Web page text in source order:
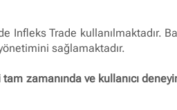
Infleks Trade kullanılmaktadır.
sağlamaktadır.
zamanında ve kullanıcı